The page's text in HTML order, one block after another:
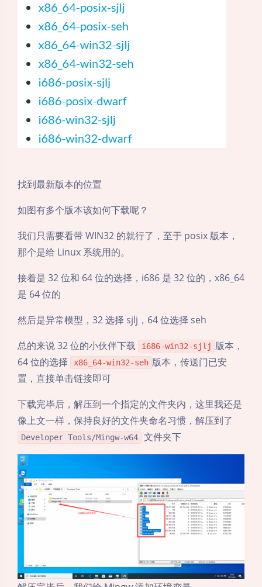
找到最新版本的位置
如图有多个版本该如何下载呢？
我们只需要看带 WIN32 的就行了，至于 posix 版本，
那个是给 Linux 系统用的。
接着是 32 位和 64 位的选择，i686 是 32 位的，x86_64
是 64 位的
然后是异常模型，32 选择 sjlj，64 位选择 seh
总的来说 32 位的小伙伴下载
i686-win32-sjlj 版本，
64 位的选择
x86_64-win32-seh 版本，传送门已安
置，直接单击链接即可
下载完毕后，解压到一个指定的文件夹内，这里我还是
像上文一样，保持良好的文件夹命名习惯，解压到了
Developer Tools/Mingw-w64 文件夹下